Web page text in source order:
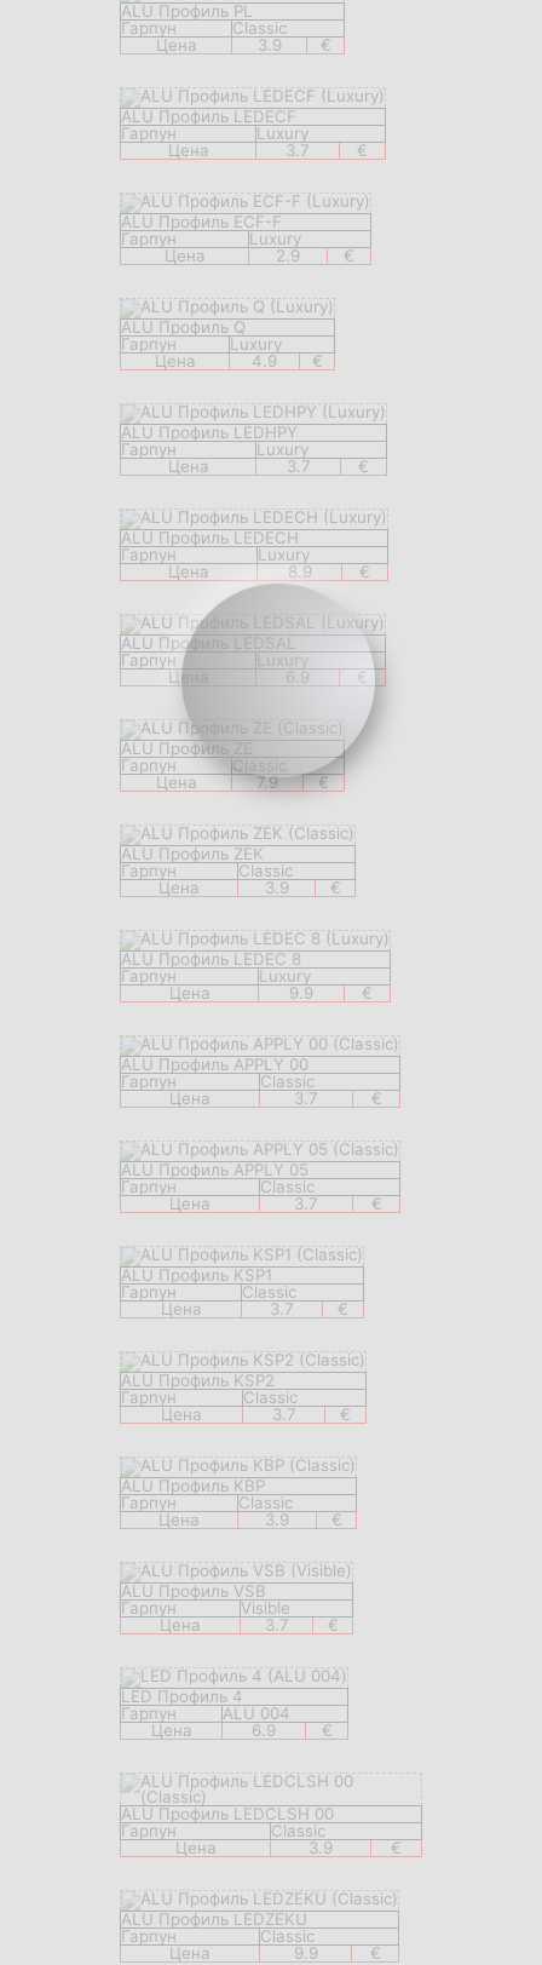
ALU Профиль PL
Гарпун
Classic
Цена
3.9 €
ALU Профиль LEDECF
Гарпун
Luxury
Цена
3.7 €
ALU Профиль ECF-F
Гарпун
Luxury
Цена
2.9 €
ALU Профиль Q
Гарпун
Luxury
Цена
4.9 €
ALU Профиль LEDHPY
Гарпун
Luxury
Цена
3.7 €
ALU Профиль LEDECH
Гарпун
Luxury
Цена
8.9 €
ALU Профиль LEDSAL
Гарпун
Luxury
Цена
6.9 €
ALU Профиль ZE
Гарпун
Classic
Цена
7.9 €
ALU Профиль ZEK
Гарпун
Classic
Цена
3.9 €
ALU Профиль LEDEC 8
Гарпун
Luxury
Цена
9.9 €
ALU Профиль APPLY 00
Гарпун
Classic
Цена
3.7 €
ALU Профиль APPLY 05
Гарпун
Classic
Цена
3.7 €
ALU Профиль KSP1
Гарпун
Classic
Цена
3.7 €
ALU Профиль KSP2
Гарпун
Classic
Цена
3.7 €
ALU Профиль KBP
Гарпун
Classic
Цена
3.9 €
ALU Профиль VSB
Гарпун
Visible
Цена
3.7 €
LED Профиль 4
Гарпун
ALU 004
Цена
6.9 €
ALU Профиль LEDCLSH 00
Гарпун
Classic
Цена
3.9 €
ALU Профиль LEDZEKU
Гарпун
Classic
Цена
9.9 €